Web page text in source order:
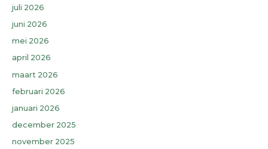
juli 2026
juni 2026
mei 2026
april 2026
maart 2026
februari 2026
januari 2026
december 2025
november 2025